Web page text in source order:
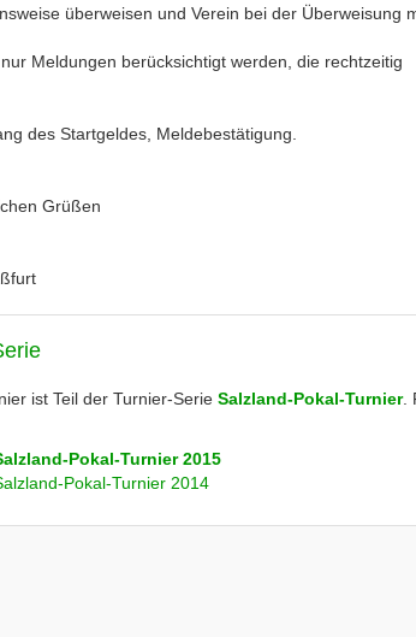
überweisen und Verein bei der Überweisung
Meldungen berücksichtigt werden, die rechtzeitig
des Startgeldes, Meldebestätigung.
Grüßen
ist Teil der Turnier-Serie Salzland-Pokal-Turnier.
Pokal-Turnier 2015
Pokal-Turnier 2014